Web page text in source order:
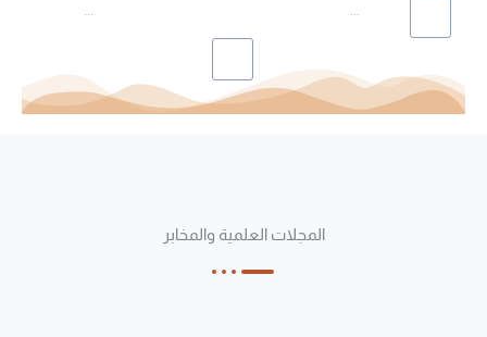
...
...
المجلات العلمية والمخابر